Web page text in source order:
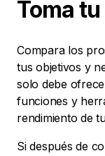
Toma tu
Compara los
tus objetivos y
solo debe
funciones y
rendimiento de
Si después de